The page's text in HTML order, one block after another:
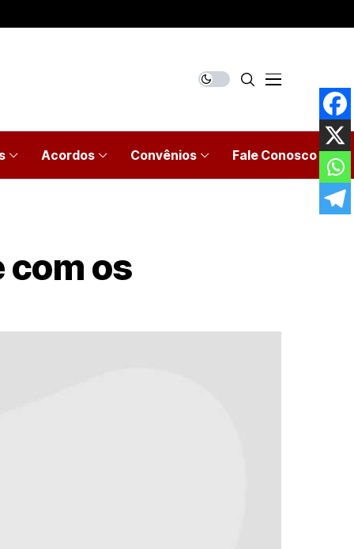
Acordos Convênios Fale Conosco
os